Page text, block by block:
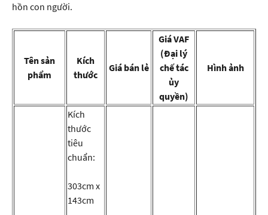
hồn con người.
Tên sản
phẩm
Kích
thước
Giá bán lẻ
Giá VAF
(Đại lý
chế tác
ủy
quyền)
Hình ảnh
Kích
thước
tiêu
chuẩn:
303cm x
143cm